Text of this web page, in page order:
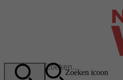
Zoeken icoon